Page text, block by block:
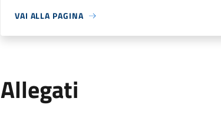
VAI ALLA PAGINA
Allegati